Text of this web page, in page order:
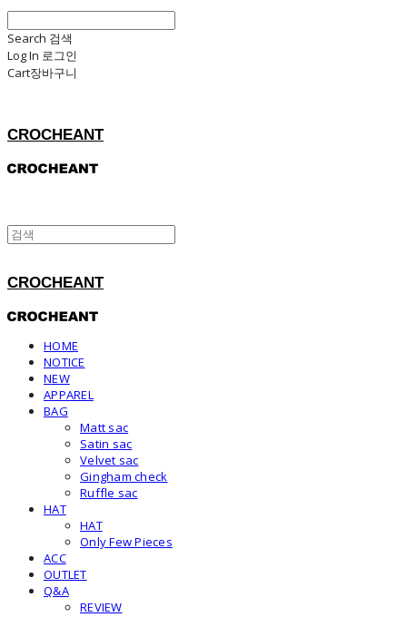
Search 검색
Log In 로그인
Cart장바구니
CROCHEANT
CROCHEANT
HOME
NOTICE
NEW
APPAREL
BAG
Matt sac
Satin sac
Velvet sac
Gingham check
Ruffle sac
HAT
HAT
Only Few Pieces
ACC
OUTLET
Q&A
REVIEW